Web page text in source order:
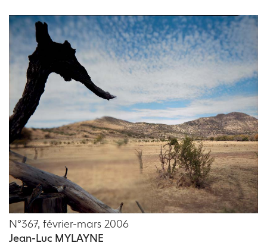
N°367, février-mars 2006
Jean-Luc MYLAYNE